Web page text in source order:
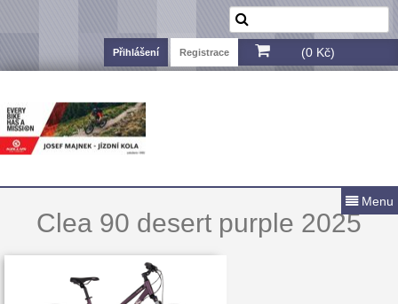
Menu
Přihlášení Registrace (0 Kč)
Clea 90 desert purple 2025